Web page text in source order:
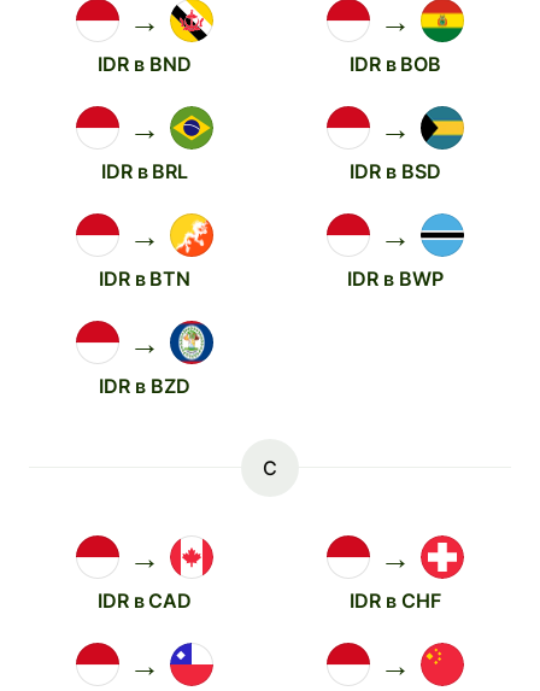
→
IDR в BND
→
IDR в BOB
→
IDR в BRL
→
IDR в BSD
→
IDR в BTN
→
IDR в BWP
→
IDR в BZD
C
→
IDR в CAD
→
IDR в CHF
→ →